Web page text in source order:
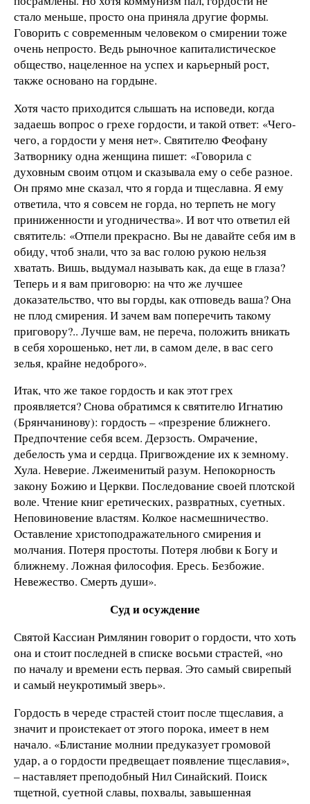
стало меньше, просто она приняла другие формы.
Говорить с современным человеком о смирении тоже
очень непросто. Ведь рыночное капиталистическое
общество, нацеленное на успех и карьерный рост,
также основано на гордыне.
Хотя часто приходится слышать на исповеди, когда
задаешь вопрос о грехе гордости, и такой ответ: «Чего-
чего, а гордости у меня нет». Святителю Феофану
Затворнику одна женщина пишет: «Говорила с
духовным своим отцом и сказывала ему о себе разное.
Он прямо мне сказал, что я горда и тщеславна. Я ему
ответила, что я совсем не горда, но терпеть не могу
приниженности и угодничества». И вот что ответил ей
святитель: «Отпели прекрасно. Вы не давайте себя им в
обиду, чтоб знали, что за вас голою рукою нельзя
хватать. Вишь, выдумал называть как, да еще в глаза?
Теперь и я вам приговорю: на что же лучшее
доказательство, что вы горды, как отповедь ваша? Она
не плод смирения. И зачем вам поперечить такому
приговору?.. Лучше вам, не переча, положить вникать
в себя хорошенько, нет ли, в самом деле, в вас сего
зелья, крайне недоброго».
Итак, что же такое гордость и как этот грех
проявляется? Снова обратимся к святителю Игнатию
(Брянчанинову): гордость – «презрение ближнего.
Предпочтение себя всем. Дерзость. Омрачение,
дебелость ума и сердца. Пригвождение их к земному.
Хула. Неверие. Лжеименитый разум. Непокорность
закону Божию и Церкви. Последование своей плотской
воле. Чтение книг еретических, развратных, суетных.
Неповиновение властям. Колкое насмешничество.
Оставление христоподражательного смирения и
молчания. Потеря простоты. Потеря любви к Богу и
ближнему. Ложная философия. Ересь. Безбожие.
Невежество. Смерть души».
Суд и осуждение
Святой Кассиан Римлянин говорит о гордости, что хоть
она и стоит последней в списке восьми страстей, «но
по началу и времени есть первая. Это самый свирепый
и самый неукротимый зверь».
Гордость в череде страстей стоит после тщеславия, а
значит и проистекает от этого порока, имеет в нем
начало. «Блистание молнии предуказует громовой
удар, а о гордости предвещает появление тщеславия»,
– наставляет преподобный Нил Синайский. Поиск
тщетной, суетной славы, похвалы, завышенная